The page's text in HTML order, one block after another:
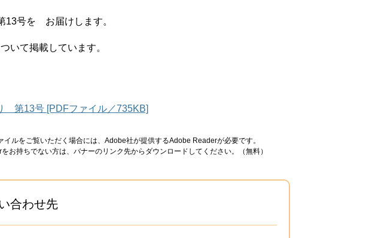
号を お届けします。
いて掲載しています。
第13号 [PDFファイル／735KB]
イルをご覧いただく場合には、Adobe社が提供するAdobe Readerが必要です。
お持ちでない方は、バナーのリンク先からダウンロードしてください。（無料）
合わせ先